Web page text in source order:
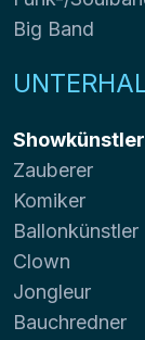
Big Band
Showkünstler
Zauberer
Komiker
Ballonkünstler
Clown
Jongleur
Bauchredner